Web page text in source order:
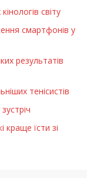
світу
смартфонів у
результатів
тенісистів
краще їсти зі